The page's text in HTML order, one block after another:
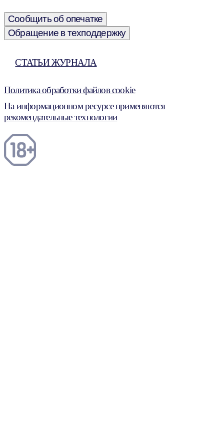
Сообщить об опечатке
Обращение в техподдержку
СТАТЬИ ЖУРНАЛА
Политика обработки файлов cookie
На информационном ресурсе применяются
рекомендательные технологии